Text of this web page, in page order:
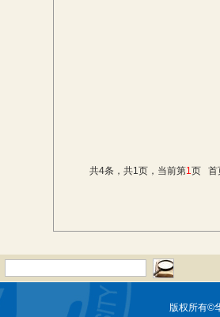
共4条，共1页，当前第1页 首
版权所有©